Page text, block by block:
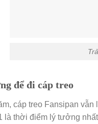
để đi cáp treo
cáp treo Fansipan
là thời điểm lý tưởng